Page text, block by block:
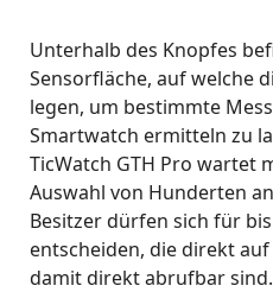
Unterhalb des Knopfes
Sensorfläche, auf welche
legen, um bestimmte
Smartwatch ermitteln zu
TicWatch GTH Pro wartet
Auswahl von Hunderten
Besitzer dürfen sich für
entscheiden, die direkt
damit direkt abrufbar sind.